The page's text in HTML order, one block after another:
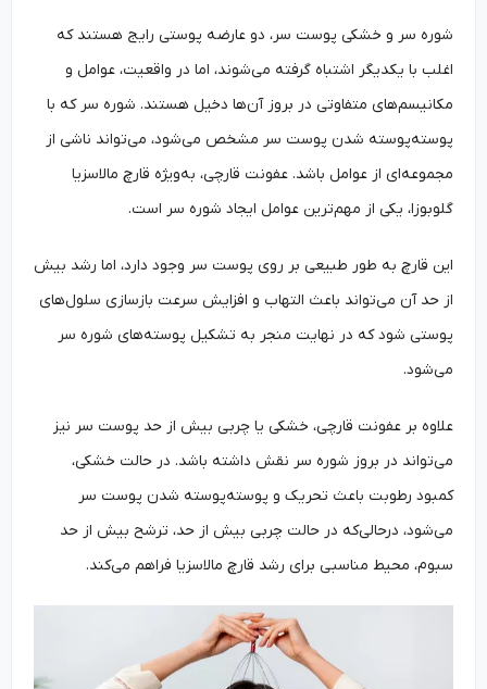
شوره سر و خشکی پوست سر، دو عارضه پوستی رایج هستند که
اغلب با یکدیگر اشتباه گرفته می‌شوند، اما در واقعیت، عوامل و
مکانیسم‌های متفاوتی در بروز آن‌ها دخیل هستند. شوره سر که با
پوسته‌پوسته شدن پوست سر مشخص می‌شود، می‌تواند ناشی از
مجموعه‌ای از عوامل باشد. عفونت قارچی، به‌ویژه قارچ مالاسزیا
گلوبوزا، یکی از مهم‌ترین عوامل ایجاد شوره سر است.
این قارچ به طور طبیعی بر روی پوست سر وجود دارد، اما رشد بیش
از حد آن می‌تواند باعث التهاب و افزایش سرعت بازسازی سلول‌های
پوستی شود که در نهایت منجر به تشکیل پوسته‌های شوره سر
می‌شود.
علاوه بر عفونت قارچی، خشکی یا چربی بیش از حد پوست سر نیز
می‌تواند در بروز شوره سر نقش داشته باشد. در حالت خشکی،
کمبود رطوبت باعث تحریک و پوسته‌پوسته شدن پوست سر
می‌شود، درحالی‌که در حالت چربی بیش از حد، ترشح بیش از حد
سبوم، محیط مناسبی برای رشد قارچ مالاسزیا فراهم می‌کند.